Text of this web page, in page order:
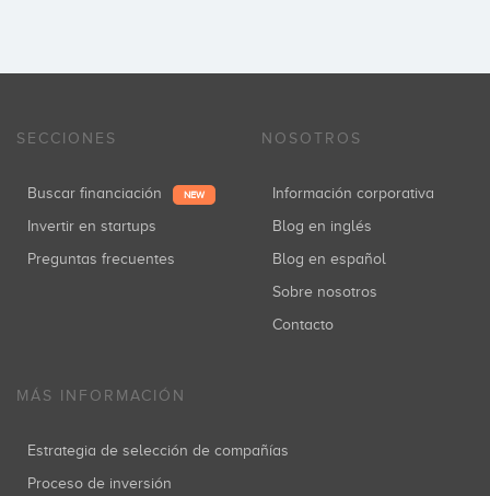
SECCIONES
Buscar financiación NEW
Invertir en startups
Preguntas frecuentes
NOSOTROS
Información corporativa
Blog en inglés
Blog en español
Sobre nosotros
Contacto
MÁS INFORMACIÓN
Estrategia de selección de compañías
Proceso de inversión